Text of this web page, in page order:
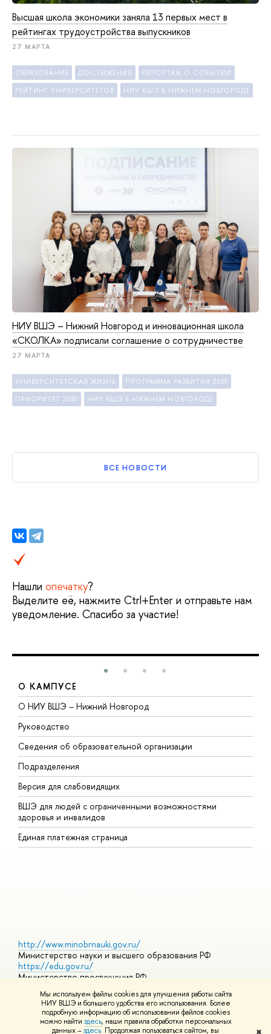
Мы используем файлы cookies для улучшения работы сайта
НИУ ВШЭ и большего удобства его использования. Более
подробную информацию об использовании файлов cookies
можно найти здесь, наши правила обработки персональных
данных –здесь. Продолжая пользоваться сайтом, вы
Высшая школа экономики заняла 13 первых мест в
рейтингах трудоустройства выпускников
27 МАРТА
ОБРАЗОВАНИЕ ДОСТИЖЕНИЯ РЕПОРТАЖ О СОБЫТИИ
РЕЙТИНГ УНИВЕРСИТЕТОВ НИУ ВШЭ В НИЖНЕМ НОВГОРОДЕ
НИУ ВШЭ – Нижний Новгород и инновационная школа
«СКОЛКА» подписали соглашение о сотрудничестве
27 МАРТА
УНИВЕРСИТЕТСКАЯ ЖИЗНЬ ПРОГРАММА РАЗВИТИЯ 2030
ПРИОРИТЕТ 2030 НИУ ВШЭ В НИЖНЕМ НОВГОРОДЕ
ВСЕ НОВОСТИ
Нашли опечатку?
Выделите её, нажмите Ctrl+Enter и отправьте нам
уведомление. Спасибо за участие!
О КАМПУСЕ
О НИУ ВШЭ – Нижний Новгород
Руководство
Сведения об образовательной организации
Подразделения
Версия для слабовидящих
ВШЭ для людей с ограниченными возможностями
здоровья и инвалидов
Единая платежная страница
http://www.minobrnauki.gov.ru/
Министерство науки и высшего образования РФ
https://edu.gov.ru/
Министерство просвещения РФ
https://elearning.hse.ru/mooc
Массовые открытые онлайн-курсы